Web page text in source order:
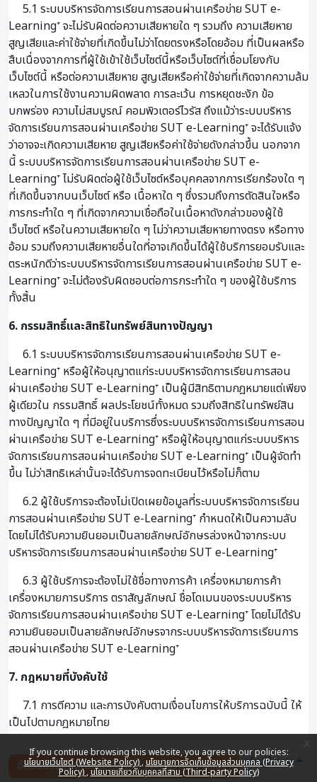
If you continue browsing this website, you agree to our policies:
นโยบายเว็บไซต์ (Website Policy) นโยบายการจัดเก็บข้อมูลส่วนบุคคล (Privacy
Policy) นโยบายเกี่ยวกับบุคคลที่สาม (Third-party Policy)
x
5.1 ระบบบริหารจัดการเรียนการสอนผ่านเครือข่าย SUT e-
Learning⁺ จะไม่รับผิดต่อความเสียหายใด ๆ รวมถึง ความเสียหาย
สูญเสียและค่าใช้จ่ายที่เกิดขึ้นไม่ว่าโดยตรงหรือโดยอ้อม ที่เป็นผลหรือ
สืบเนื่องจากการที่ผู้ใช้เข้าใช้เว็บไซต์นี้หรือเว็บไซต์ที่เชื่อมโยงกับ
เว็บไซต์นี้ หรือต่อความเสียหาย สูญเสียหรือค่าใช้จ่ายที่เกิดจากความล้ม
เหลวในการใช้งานความผิดพลาด การละเว้น การหยุดชะงัก ข้อ
บกพร่อง ความไม่สมบูรณ์ คอมพิวเตอร์ไวรัส ถึงแม้ว่าระบบบริหาร
จัดการเรียนการสอนผ่านเครือข่าย SUT e-Learning⁺ จะได้รับแจ้ง
ว่าอาจจะเกิดความเสียหาย สูญเสียหรือค่าใช้จ่ายดังกล่าวขึ้น นอกจาก
นี้ ระบบบริหารจัดการเรียนการสอนผ่านเครือข่าย SUT e-
Learning⁺ ไม่รับผิดต่อผู้ใช้เว็บไซต์หรือบุคคลจากการเรียกร้องใด ๆ
ที่เกิดขึ้นจากบนเว็บไซต์ หรือ เนื้อหาใด ๆ ซึ่งรวมถึงการตัดสินใจหรือ
การกระทำใด ๆ ที่เกิดจากความเชื่อถือในเนื้อหาดังกล่าวของผู้ใช้
เว็บไซต์ หรือในความเสียหายใด ๆ ไม่ว่าความเสียหายทางตรง หรือทาง
อ้อม รวมถึงความเสียหายอื่นใดที่อาจเกิดขึ้นได้ผู้ใช้บริการยอมรับและ
ตระหนักดีว่าระบบบริหารจัดการเรียนการสอนผ่านเครือข่าย SUT e-
Learning⁺ จะไม่ต้องรับผิดชอบต่อการกระทำใด ๆ ของผู้ใช้บริการ
ทั้งสิ้น
6. กรรมสิทธิ์และสิทธิในทรัพย์สินทางปัญญา
6.1 ระบบบริหารจัดการเรียนการสอนผ่านเครือข่าย SUT e-
Learning⁺ หรือผู้ให้อนุญาตแก่ระบบบริหารจัดการเรียนการสอน
ผ่านเครือข่าย SUT e-Learning⁺ เป็นผู้มีสิทธิตามกฎหมายแต่เพียง
ผู้เดียวใน กรรมสิทธิ์ ผลประโยชน์ทั้งหมด รวมถึงสิทธิในทรัพย์สิน
ทางปัญญาใด ๆ ที่มีอยู่ในบริการซึ่งระบบบริหารจัดการเรียนการสอน
ผ่านเครือข่าย SUT e-Learning⁺ หรือผู้ให้อนุญาตแก่ระบบบริหาร
จัดการเรียนการสอนผ่านเครือข่าย SUT e-Learning⁺ เป็นผู้จัดทำ
ขึ้น ไม่ว่าสิทธิเหล่านั้นจะได้รับการจดทะเบียนไว้หรือไม่ก็ตาม
6.2 ผู้ใช้บริการจะต้องไม่เปิดเผยข้อมูลที่ระบบบริหารจัดการเรียน
การสอนผ่านเครือข่าย SUT e-Learning⁺ กำหนดให้เป็นความลับ
โดยไม่ได้รับความยินยอมเป็นลายลักษณ์อักษรล่วงหน้าจากระบบ
บริหารจัดการเรียนการสอนผ่านเครือข่าย SUT e-Learning⁺
6.3 ผู้ใช้บริการจะต้องไม่ใช้ชื่อทางการค้า เครื่องหมายการค้า
เครื่องหมายการบริการ ตราสัญลักษณ์ ชื่อโดเมนของระบบบริหาร
จัดการเรียนการสอนผ่านเครือข่าย SUT e-Learning⁺ โดยไม่ได้รับ
ความยินยอมเป็นลายลักษณ์อักษรจากระบบบริหารจัดการเรียนการ
สอนผ่านเครือข่าย SUT e-Learning⁺
7. กฎหมายที่บังคับใช้
7.1 การตีความ และการบังคับตามเงื่อนไขการให้บริการฉบับนี้ ให้
เป็นไปตามกฎหมายไทย
ฉันยอมรับกับนโยบายเว็บไซต์ (Website Policy) กลับสู่ด้านบน